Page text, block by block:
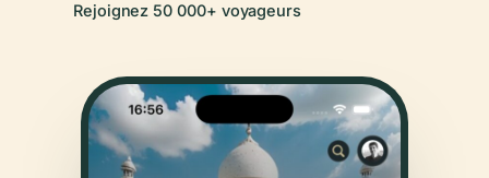
Rejoignez 50 000+ voyageurs